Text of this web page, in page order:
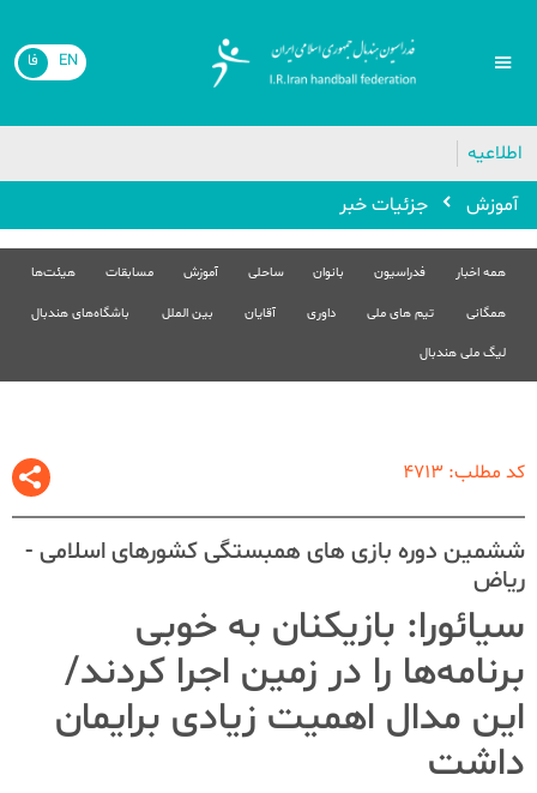
EN فا
اطلاعیه
🔴
آموزش
جزئیات خبر
همه اخبار فدراسیون بانوان ساحلی آموزش مسابقات هیئت‌ها
همگانی تیم های ملی داوری آقایان بین الملل باشگاه‌های هندبال
لیگ ملی هندبال
کد مطلب: 4713
ششمین دوره بازی های همبستگی کشورهای اسلامی -
ریاض
سیائورا: بازیکنان به خوبی
برنامه‌ها را در زمین اجرا کردند/
این مدال اهمیت زیادی برایمان
داشت